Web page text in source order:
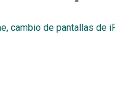
cambio de pantallas de